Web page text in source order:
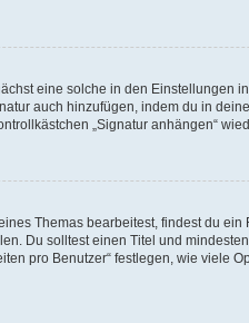
eine solche in den
auch hinzufügen, indem du in
„Signatur anhängen“
Themas bearbeitest, findest du
Du solltest einen Titel und
pro Benutzer“ festlegen, wie